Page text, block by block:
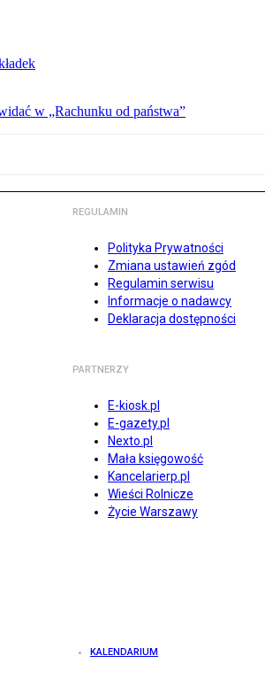
w „Rachunku od państwa”
REGULAMIN
Polityka Prywatności
Zmiana ustawień zgód
Regulamin serwisu
Informacje o nadawcy
Deklaracja dostępności
PARTNERZY
E-kiosk.pl
E-gazety.pl
Nexto.pl
Mała księgowość
Kancelarierp.pl
Wieści Rolnicze
Życie Warszawy
KALENDARIUM